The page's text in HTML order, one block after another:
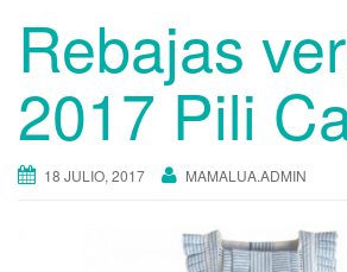
Rebajas
2017 Pili
18 JULIO, 2017 MAMALUA.ADMIN